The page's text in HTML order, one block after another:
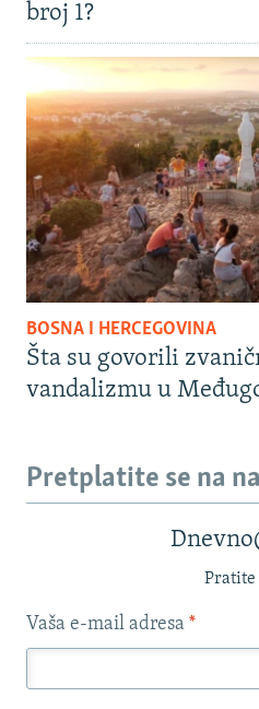
broj 1?
BOSNA I HERCEGOVINA
Šta su govorili
vandalizmu u
Pretplatite se na
Pratite
Vaša e-mail adresa *